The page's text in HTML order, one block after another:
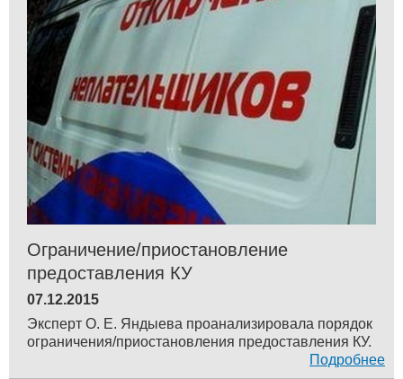
Ограничение/приостановление
предоставления КУ
07.12.2015
Эксперт О. Е. Яндыева проанализировала порядок
ограничения/приостановления предоставления КУ.
Подробнее